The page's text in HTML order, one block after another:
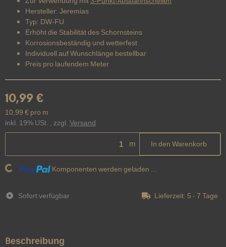
Hersteller: Jeremias
Typ: DW-FU
Erhöht die Stabilität des Schornsteins
Korrosionsbeständig und wetterfest
Individuell auf Wunschlänge bestellbar
Preis pro laufendem Meter
10,99 €
10,99 € pro m
inkl. 19% USt. , zzgl. Versand
m In den Warenkorb
Loading... Komponenten werden geladen ...
Sofort verfügbar Lieferzeit: 5 - 7 Tage
Beschreibung